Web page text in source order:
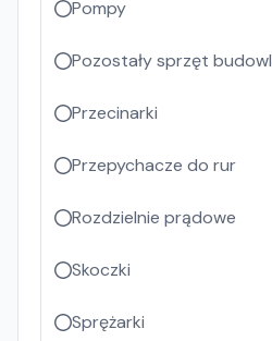
Pompy
Pozostały sprzęt
Przecinarki
Przepychacze do rur
Rozdzielnie prądowe
Skoczki
Sprężarki